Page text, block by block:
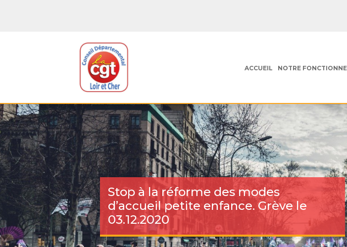
ACCUEIL NOTRE
Stop à la réforme des modes
d’accueil petite enfance. Grève le
03.12.2020